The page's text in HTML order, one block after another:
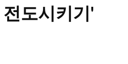
도시키기'